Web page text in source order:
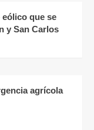
que se
y San Carlos
agrícola